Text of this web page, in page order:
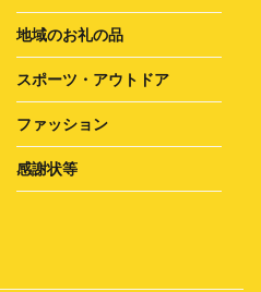
地域のお礼の品
スポーツ・アウトドア
ファッション
感謝状等